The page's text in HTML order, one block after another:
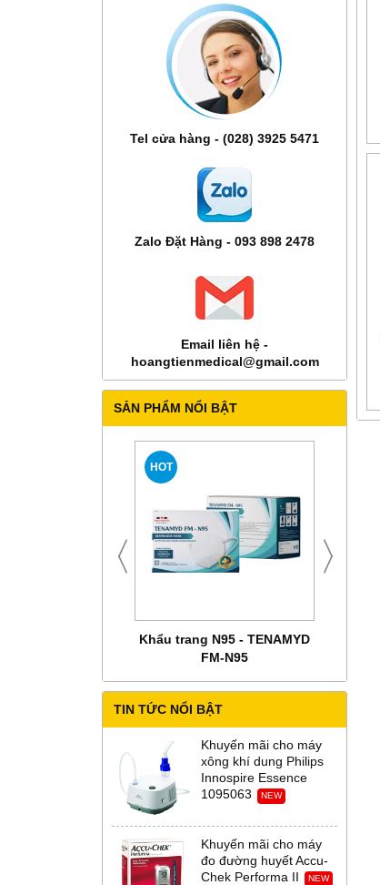
Tel cửa hàng - (028) 3925 5471
Zalo Đặt Hàng - 093 898 2478
Email liên hệ -
hoangtienmedical@gmail.com
SẢN PHẨM NỔI BẬT
HOT
Khẩu trang N95 - TENAMYD
FM-N95
TIN TỨC NỔI BẬT
Khuyến mãi cho máy
xông khí dung Philips
Innospire Essence
1095063
NEW
Khuyến mãi cho máy
đo đường huyết Accu-
Chek Performa II
NEW